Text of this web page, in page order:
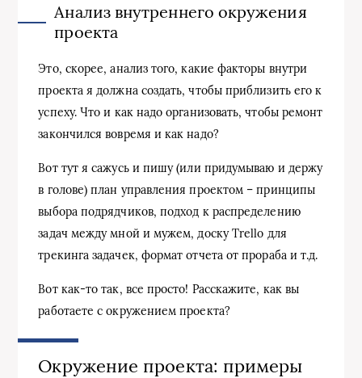
Анализ внутреннего окружения
проекта
Это, скорее, анализ того, какие факторы внутри
проекта я должна создать, чтобы приблизить его к
успеху. Что и как надо организовать, чтобы ремонт
закончился вовремя и как надо?
Вот тут я сажусь и пишу (или придумываю и держу
в голове) план управления проектом – принципы
выбора подрядчиков, подход к распределению
задач между мной и мужем, доску Trello для
трекинга задачек, формат отчета от прораба и т.д.
Вот как-то так, все просто! Расскажите, как вы
работаете с окружением проекта?
Окружение проекта: примеры